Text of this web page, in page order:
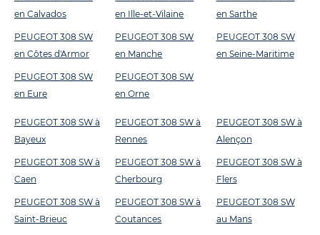
en Calvados
PEUGEOT 308 SW
en Côtes d'Armor
PEUGEOT 308 SW
en Eure
en Ille-et-Vilaine
PEUGEOT 308 SW
en Manche
PEUGEOT 308 SW
en Orne
en Sarthe
PEUGEOT 308 SW
en Seine-Maritime
PEUGEOT 308 SW à
Bayeux
PEUGEOT 308 SW à
Caen
PEUGEOT 308 SW à
Saint-Brieuc
PEUGEOT 308 SW à
Rennes
PEUGEOT 308 SW à
Cherbourg
PEUGEOT 308 SW à
Coutances
PEUGEOT 308 SW à
Alençon
PEUGEOT 308 SW à
Flers
PEUGEOT 308 SW
au Mans